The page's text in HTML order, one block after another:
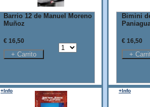
Barrio 12 de Manuel Moreno
Muñoz
€ 16,50
Bimini
€ 16,50
+Info +Info